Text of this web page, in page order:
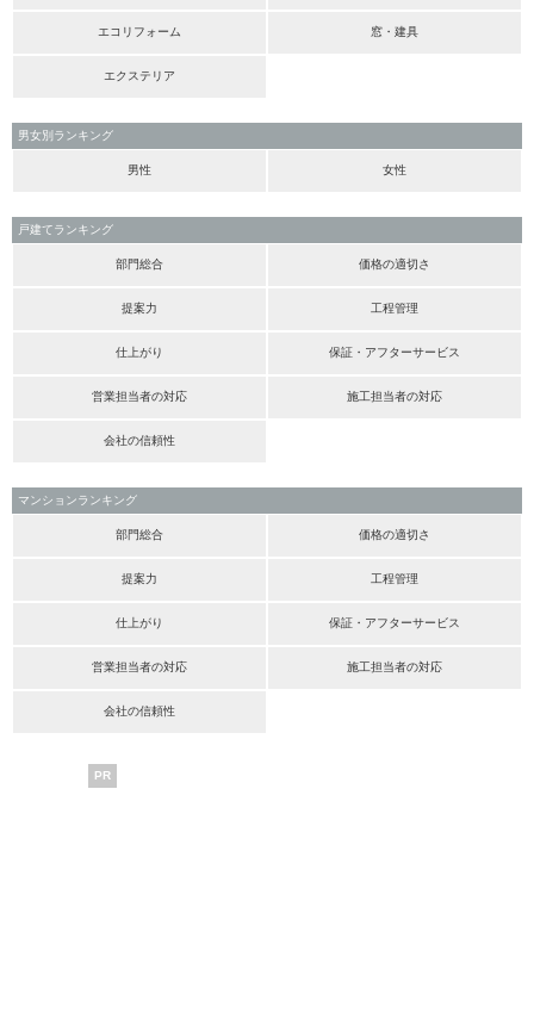
エコリフォーム 窓・建具
エクステリア
男女別ランキング
男性 女性
戸建てランキング
部門総合 価格の適切さ
提案力 工程管理
仕上がり 保証・アフターサービス
営業担当者の対応 施工担当者の対応
会社の信頼性
マンションランキング
部門総合 価格の適切さ
提案力 工程管理
仕上がり 保証・アフターサービス
営業担当者の対応 施工担当者の対応
会社の信頼性
PR